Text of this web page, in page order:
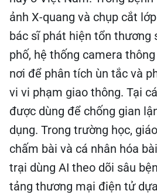
ảnh X-quang và chụp cắt
bác sĩ phát hiện tổn thương
phố, hệ thống camera
nơi để phân tích ùn tắc và
vi vi phạm giao thông. Tại
được dùng để chống gian
dụng. Trong trường học,
chấm bài và cá nhân hóa
trại dùng AI theo dõi sâu
tảng thương mại điện tử